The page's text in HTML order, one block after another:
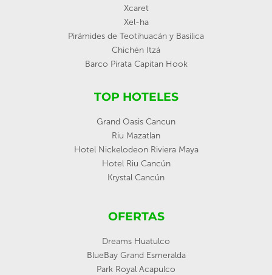
Xcaret
Xel-ha
Pirámides de Teotihuacán y Basílica
Chichén Itzá
Barco Pirata Capitan Hook
TOP HOTELES
Grand Oasis Cancun
Riu Mazatlan
Hotel Nickelodeon Riviera Maya
Hotel Riu Cancún
Krystal Cancún
OFERTAS
Dreams Huatulco
BlueBay Grand Esmeralda
Park Royal Acapulco